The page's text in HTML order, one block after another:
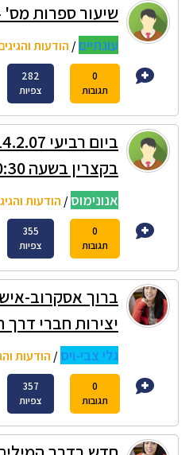
שיעור ספרות מס' 4, סיפורת: הפואנטה
עונתיים/ הודעות
0
תגובות
282
צפיות
בקצרין בשעה 20:30
אנונימוס/ הודעות
0
תגובות
355
צפיות
ברוך אסקרוב-
יצירות חברי דרך
גלי צבי-ויס/ הודעות
0
תגובות
357
צפיות